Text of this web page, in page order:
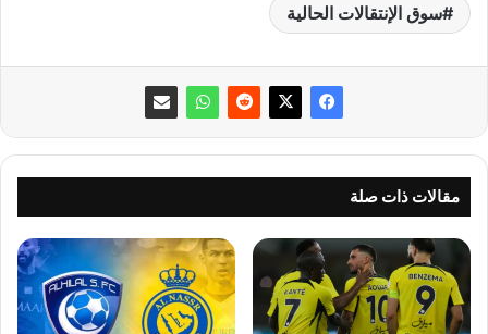
سوق الإنتقالات الحالية
مقالات ذات صلة